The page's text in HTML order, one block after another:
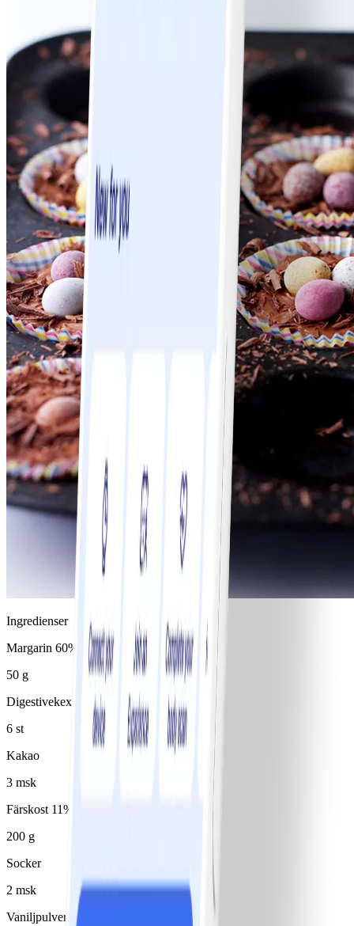
Ingredienser
Margarin 60%
50 g
Digestivekex
6 st
Kakao
3 msk
Färskost 11%
200 g
Socker
2 msk
Vaniljpulver